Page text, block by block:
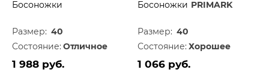
Босоножки
Размер: 40
Состояние: Отличное
1 988 руб.
Босоножки PRIMARK
Размер: 40
Состояние: Хорошее
1 066 руб.